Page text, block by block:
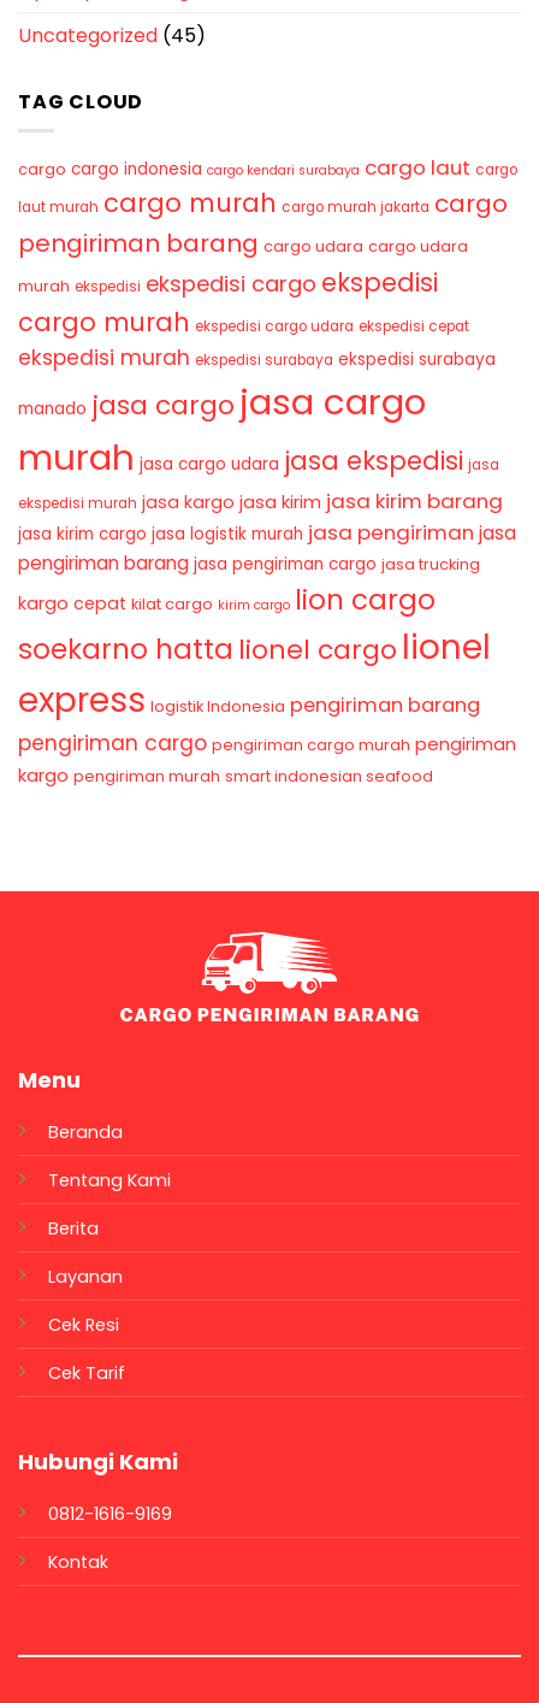
Uncategorized (45)
TAG CLOUD
cargo cargo indonesia cargo kendari surabaya cargo laut cargo
laut murah cargo murah cargo murah jakarta cargo
pengiriman barang cargo udara cargo udara
murah ekspedisi ekspedisi cargo ekspedisi
cargo murah ekspedisi cargo udara ekspedisi cepat
ekspedisi murah ekspedisi surabaya ekspedisi surabaya
manado jasa cargo jasa cargo
murah jasa cargo udara jasa ekspedisi jasa
ekspedisi murah jasa kargo jasa kirim jasa kirim barang
jasa kirim cargo jasa logistik murah jasa pengiriman jasa
pengiriman barang jasa pengiriman cargo jasa trucking
kargo cepat kilat cargo kirim cargo lion cargo
soekarno hatta lionel cargo lionel
express logistik Indonesia pengiriman barang
pengiriman cargo pengiriman cargo murah pengiriman
kargo pengiriman murah smart indonesian seafood
Menu
Beranda
Tentang Kami
Berita
Layanan
Cek Resi
Cek Tarif
Hubungi Kami
0812-1616-9169
Kontak